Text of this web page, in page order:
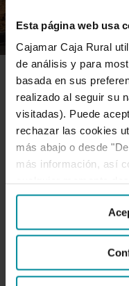
Esta página web usa
Cajamar Caja Rural
de análisis y para
basada en sus
realizado al seguir su
visitadas). Puede
rechazar las cookies
más abajo o desde
más información, así
RED COMERCIAL
Tres nuevas
proporcionar
poblaciones